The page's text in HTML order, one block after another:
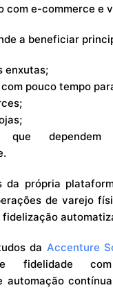
com e-commerce e
a beneficiar
enxutas;
pouco tempo
que
da própria
de varejo
fidelização
da Accenture
fidelidade com
automação